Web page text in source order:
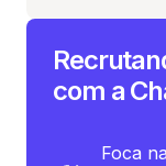
com a
Foca